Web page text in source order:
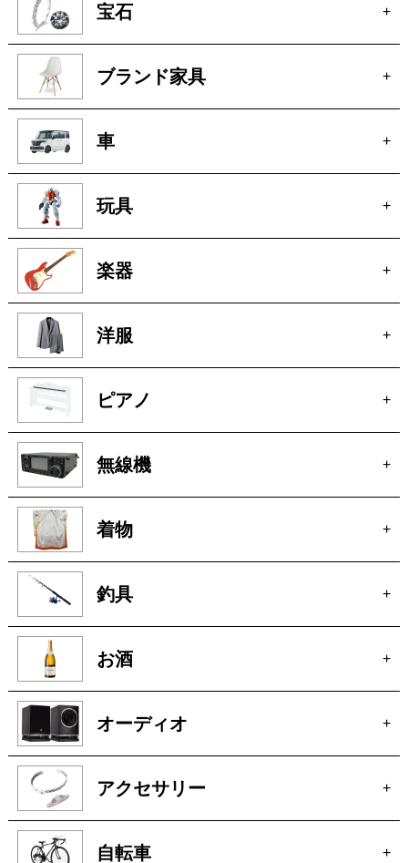
宝石 +
ブランド家具 +
車 +
玩具 +
楽器 +
洋服 +
ピアノ +
無線機 +
着物 +
釣具 +
お酒 +
オーディオ +
アクセサリー +
自転車 +